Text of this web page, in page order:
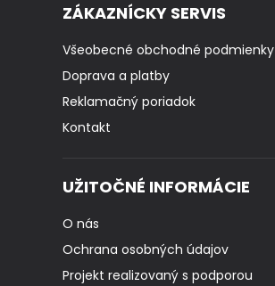
ZÁKAZNÍCKY SERVIS
Všeobecné obchodné podmienky
Doprava a platby
Reklamačný poriadok
Kontakt
UŽITOČNÉ INFORMÁCIE
O nás
Ochrana osobných údajov
Projekt realizovaný s podporou